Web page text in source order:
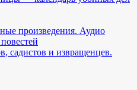
произведения. Аудио
садистов и извращенцев.